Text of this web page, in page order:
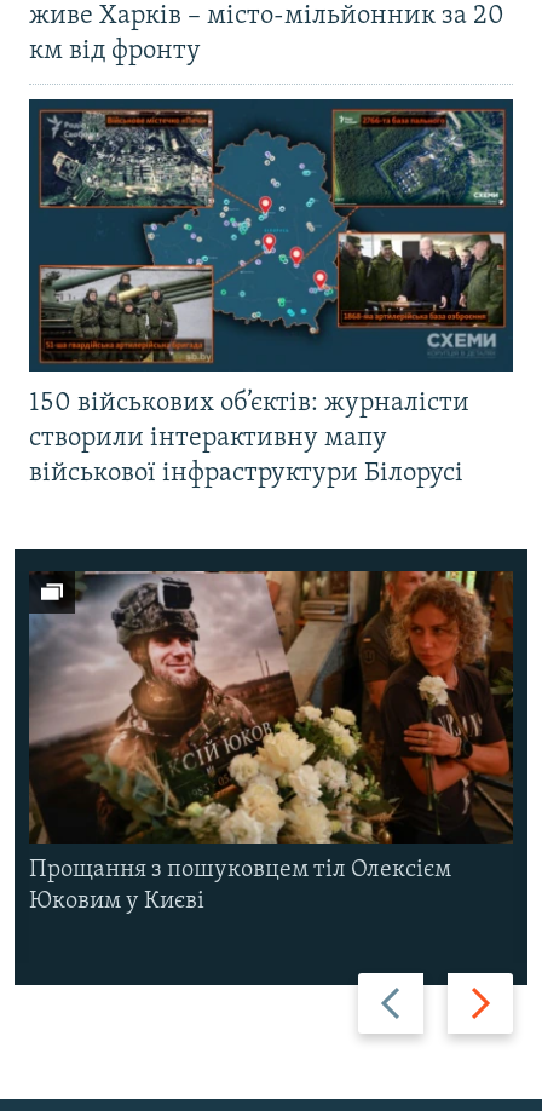
живе Харків – місто-мільйонник за 20
км від фронту
150 військових об’єктів: журналісти
створили інтерактивну мапу
військової інфраструктури Білорусі
Назад Вперед
Прощання з пошуковцем тіл Олексієм
Юковим у Києві